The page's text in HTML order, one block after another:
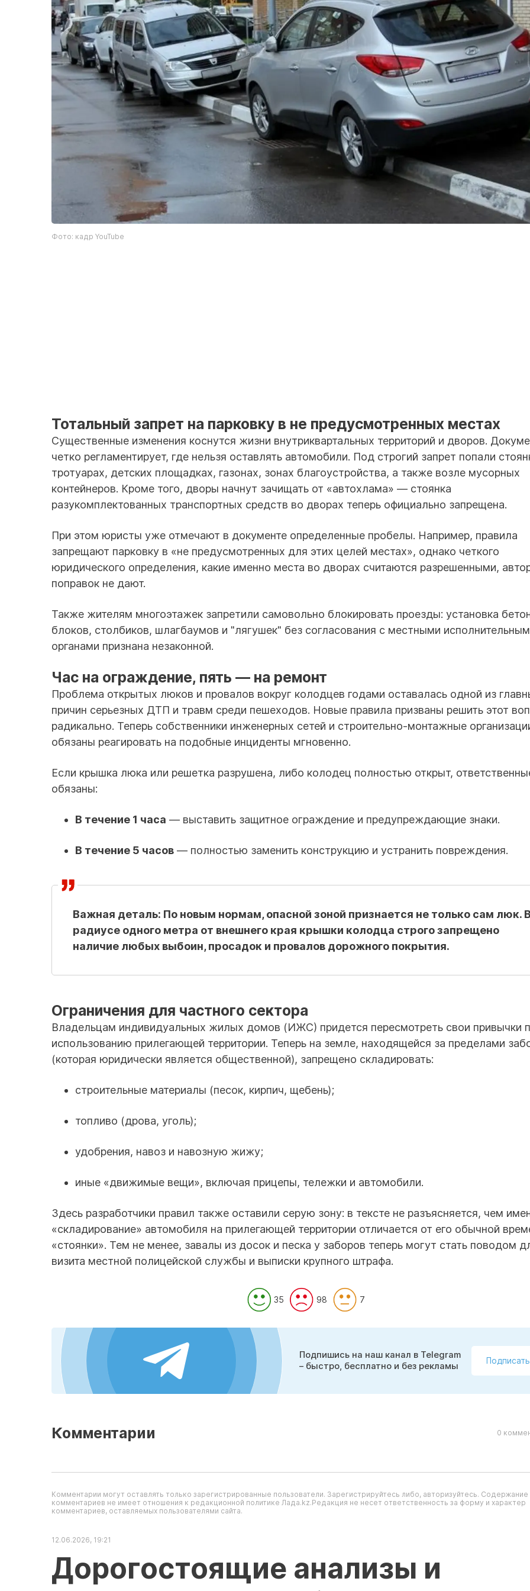
Фото: кадр YouTube
Тотальный запрет на парковку в не предусмотренных местах
Существенные изменения коснутся жизни внутриквартальных территорий и дворов.
четко регламентирует, где нельзя оставлять автомобили. Под строгий запрет попали
тротуарах, детских площадках, газонах, зонах благоустройства, а также возле мусорных
контейнеров. Кроме того, дворы начнут зачищать от «автохлама» — стоянка
разукомплектованных транспортных средств во дворах теперь официально запрещена.
При этом юристы уже отмечают в документе определенные пробелы. Например, правила
запрещают парковку в «не предусмотренных для этих целей местах», однако четкого
юридического определения, какие именно места во дворах считаются разрешенными,
поправок не дают.
Также жителям многоэтажек запретили самовольно блокировать проезды: установка
блоков, столбиков, шлагбаумов и "лягушек" без согласования с местными
органами признана незаконной.
Час на ограждение, пять — на ремонт
Проблема открытых люков и провалов вокруг колодцев годами оставалась одной из
причин серьезных ДТП и травм среди пешеходов. Новые правила призваны решить этот
радикально. Теперь собственники инженерных сетей и строительно-монтажные
обязаны реагировать на подобные инциденты мгновенно.
Если крышка люка или решетка разрушена, либо колодец полностью открыт,
обязаны:
В течение 1 часа — выставить защитное ограждение и предупреждающие знаки.
В течение 5 часов — полностью заменить конструкцию и устранить повреждения.
Важная деталь: По новым нормам, опасной зоной признается не только сам люк. В
радиусе одного метра от внешнего края крышки колодца строго запрещено
наличие любых выбоин, просадок и провалов дорожного покрытия.
Ограничения для частного сектора
Владельцам индивидуальных жилых домов (ИЖС) придется пересмотреть свои привычки
использованию прилегающей территории. Теперь на земле, находящейся за пределами
(которая юридически является общественной), запрещено складировать:
строительные материалы (песок, кирпич, щебень);
топливо (дрова, уголь);
удобрения, навоз и навозную жижу;
иные «движимые вещи», включая прицепы, тележки и автомобили.
Здесь разработчики правил также оставили серую зону: в тексте не разъясняется, чем
«складирование» автомобиля на прилегающей территории отличается от его обычной
«стоянки». Тем не менее, завалы из досок и песка у заборов теперь могут стать поводом
визита местной полицейской службы и выписки крупного штрафа.
35 98 7
Подпишись на наш канал в Telegram
– быстро, бесплатно и без рекламы
Комментарии 0
Комментарии могут оставлять только зарегистрированные пользователи. Зарегистрируйтесь либо, авторизуйтесь. Содержание
комментариев не имеет отношения к редакционной политике Лада.kz.Редакция не несет ответственность за форму и характер
комментариев, оставляемых пользователями сайта.
12.06.2026, 19:21
Дорогостоящие анализы и